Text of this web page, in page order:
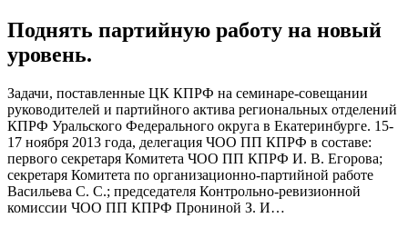
Поднять партийную работу на новый
уровень.
Задачи, поставленные ЦК КПРФ на семинаре-совещании
руководителей и партийного актива региональных отделений
КПРФ Уральского Федерального округа в Екатеринбурге. 15-
17 ноября 2013 года, делегация ЧОО ПП КПРФ в составе:
первого секретаря Комитета ЧОО ПП КПРФ И. В. Егорова;
секретаря Комитета по организационно-партийной работе
Васильева С. С.; председателя Контрольно-ревизионной
комиссии ЧОО ПП КПРФ Прониной З. И…